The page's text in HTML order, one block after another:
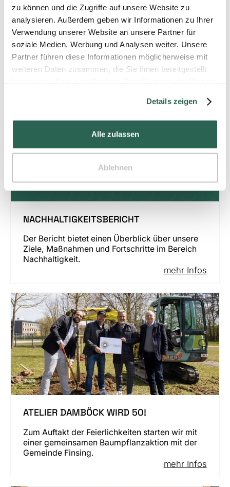
zu können und die Zugriffe auf unsere Website zu
analysieren. Außerdem geben wir Informationen zu Ihrer
Verwendung unserer Website an unsere Partner für
soziale Medien, Werbung und Analysen weiter. Unsere
Partner führen diese Informationen möglicherweise mit
weiteren Daten zusammen, die Sie ihnen bereitgestellt
Details zeigen
Alle zulassen
Ablehnen
NACHHALTIGKEITSBERICHT
Der Bericht bietet einen Überblick über unsere
Ziele, Maßnahmen und Fortschritte im Bereich
Nachhaltigkeit.
mehr Infos
ATELIER DAMBÖCK WIRD 50!
Zum Auftakt der Feierlichkeiten starten wir mit
einer gemeinsamen Baumpflanzaktion mit der
Gemeinde Finsing.
mehr Infos